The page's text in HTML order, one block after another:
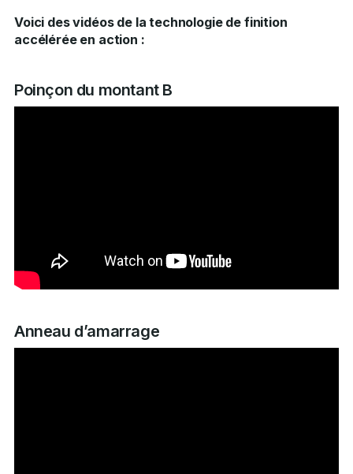
Voici des vidéos de la technologie de finition
accélérée en action :
Poinçon du montant B
Anneau d’amarrage